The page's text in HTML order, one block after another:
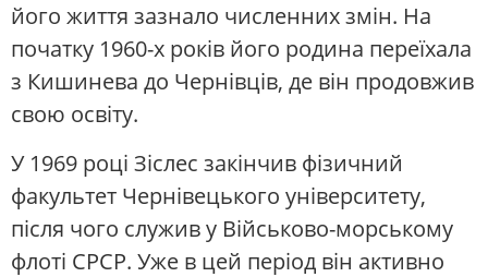
його життя зазнало численних змін. На
початку 1960-х років його родина переїхала
з Кишинева до Чернівців, де він продовжив
свою освіту.
У 1969 році Зіслес закінчив фізичний
факультет Чернівецького університету,
після чого служив у Військово-морському
флоті СРСР. Уже в цей період він активно